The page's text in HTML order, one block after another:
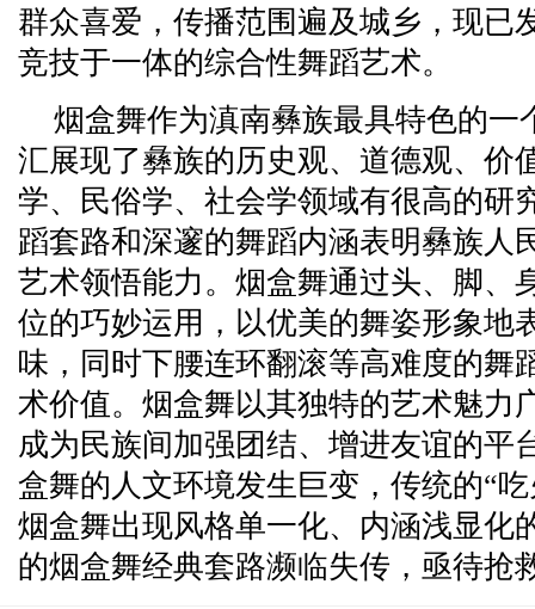
群众喜爱，传播范围遍及城乡，现已
竞技于一体的综合性舞蹈艺术。
烟盒舞作为滇南彝族最具特色的一
汇展现了彝族的历史观、道德观、价
学、民俗学、社会学领域有很高的研
蹈套路和深邃的舞蹈内涵表明彝族人
艺术领悟能力。烟盒舞通过头、脚、
位的巧妙运用，以优美的舞姿形象地
味，同时下腰连环翻滚等高难度的舞
术价值。烟盒舞以其独特的艺术魅力
成为民族间加强团结、增进友谊的平
盒舞的人文环境发生巨变，传统的“
烟盒舞出现风格单一化、内涵浅显化
的烟盒舞经典套路濒临失传，亟待抢